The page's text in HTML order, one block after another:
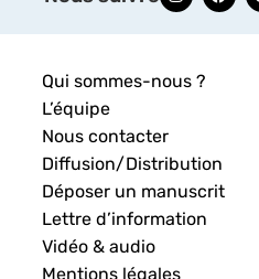
Qui sommes-nous ?
L’équipe
Nous contacter
Diffusion/Distribution
Déposer un manuscrit
Lettre d’information
Vidéo & audio
Mentions légales